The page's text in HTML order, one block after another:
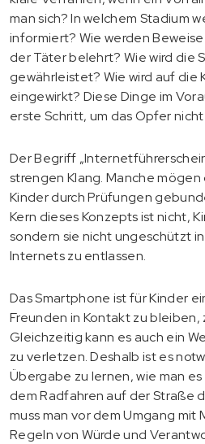
man sich? In welchem Stadium
informiert? Wie werden
der Täter belehrt? Wie wird die
gewährleistet? Wie wird auf die
eingewirkt? Diese Dinge im
erste Schritt, um das Opfer
Der Begriff
strengen Klang. Manche
Kinder durch Prüfungen
Kern dieses Konzepts ist nicht,
sondern sie nicht ungeschützt
Internets zu entlassen.
Das Smartphone ist für Kinder
Freunden in Kontakt zu bleiben,
Gleichzeitig kann es auch ein
zu verletzen. Deshalb ist es
Übergabe zu lernen, wie man
dem Radfahren auf der Straße
muss man vor dem Umgang mit
Regeln von Würde und